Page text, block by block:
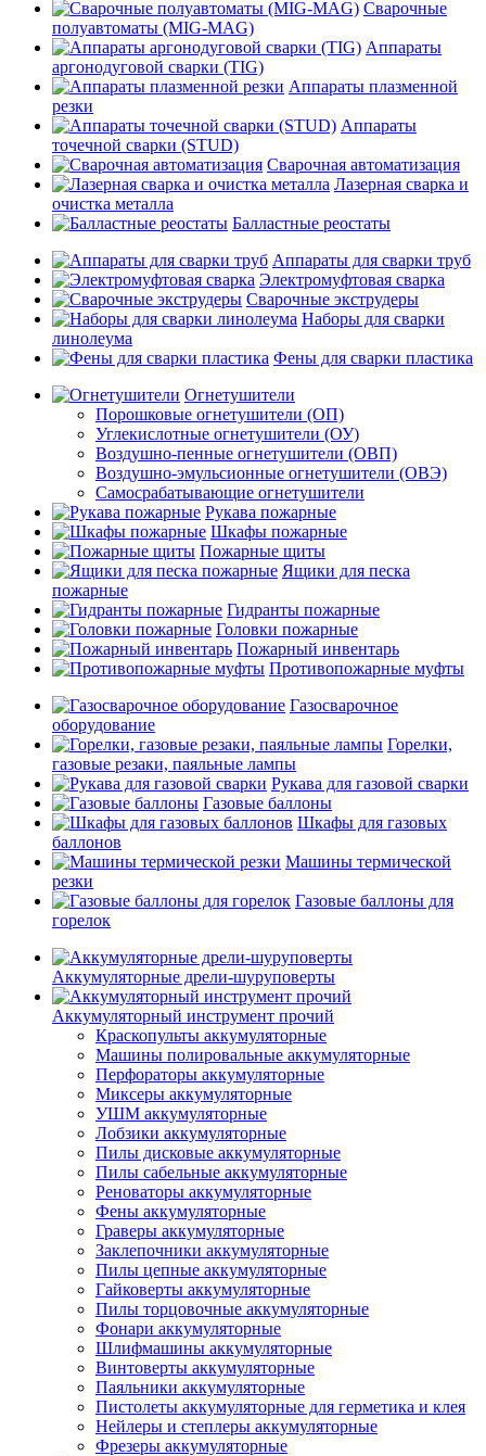
Сварочные
полуавтоматы (MIG-MAG)
Аппараты
аргонодуговой сварки (TIG)
Аппараты плазменной
резки
Аппараты
точечной сварки (STUD)
Сварочная автоматизация
Лазерная сварка и
очистка металла
Балластные реостаты
Аппараты для сварки труб
Электромуфтовая сварка
Сварочные экструдеры
Наборы для сварки
линолеума
Фены для сварки пластика
Огнетушители
Порошковые огнетушители (ОП)
Углекислотные огнетушители (ОУ)
Воздушно-пенные огнетушители (ОВП)
Воздушно-эмульсионные огнетушители (ОВЭ)
Самосрабатывающие огнетушители
Рукава пожарные
Шкафы пожарные
Пожарные щиты
Ящики для песка
пожарные
Гидранты пожарные
Головки пожарные
Пожарный инвентарь
Противопожарные муфты
Газосварочное
оборудование
Горелки,
газовые резаки, паяльные лампы
Рукава для газовой сварки
Газовые баллоны
Шкафы для газовых
баллонов
Машины термической
резки
Газовые баллоны для
горелок
Аккумуляторные дрели-шуруповерты
Аккумуляторный инструмент прочий
Краскопульты аккумуляторные
Машины полировальные аккумуляторные
Перфораторы аккумуляторные
Миксеры аккумуляторные
УШМ аккумуляторные
Лобзики аккумуляторные
Пилы дисковые аккумуляторные
Пилы сабельные аккумуляторные
Реноваторы аккумуляторные
Фены аккумуляторные
Граверы аккумуляторные
Заклепочники аккумуляторные
Пилы цепные аккумуляторные
Гайковерты аккумуляторные
Пилы торцовочные аккумуляторные
Фонари аккумуляторные
Шлифмашины аккумуляторные
Винтоверты аккумуляторные
Паяльники аккумуляторные
Пистолеты аккумуляторные для герметика и клея
Нейлеры и степлеры аккумуляторные
Фрезеры аккумуляторные